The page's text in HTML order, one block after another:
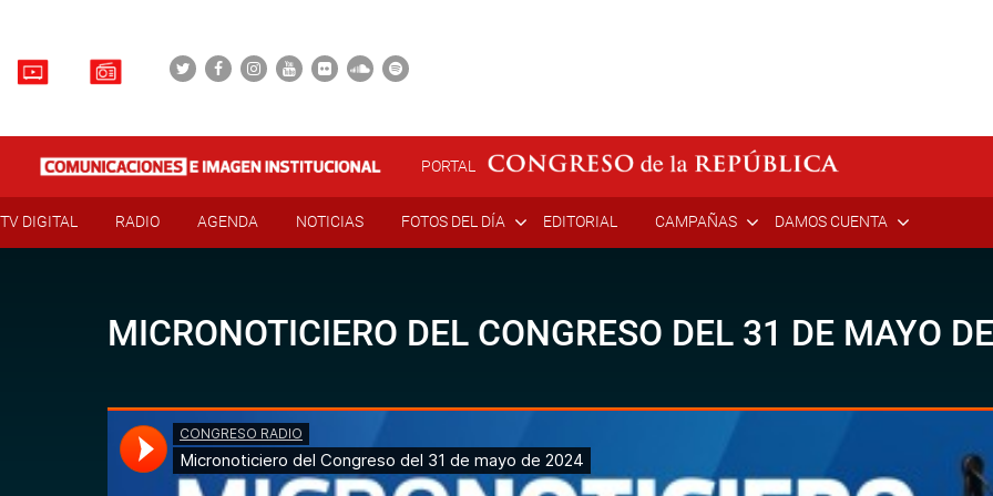
PORTAL
TV DIGITAL RADIO AGENDA NOTICIAS FOTOS DEL DÍA EDITORIAL CAMPAÑAS DAMOS CUENTA
MICRONOTICIERO DEL CONGRESO DEL 31 DE MAYO